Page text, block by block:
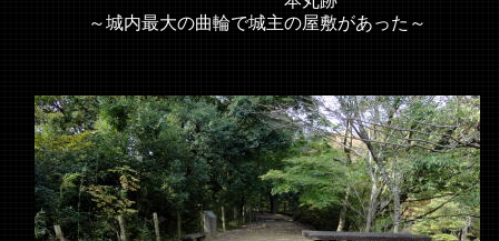
～城内最大の曲輪で城主の屋敷があった～